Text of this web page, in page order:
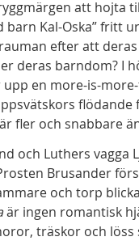
att hojta
Kal-Oska” fritt
efter att
deras barndom? I
en more-is-
fler och snabbare
och Luthers vagga
Brusander
och torp
är ingen romantisk
träskor och